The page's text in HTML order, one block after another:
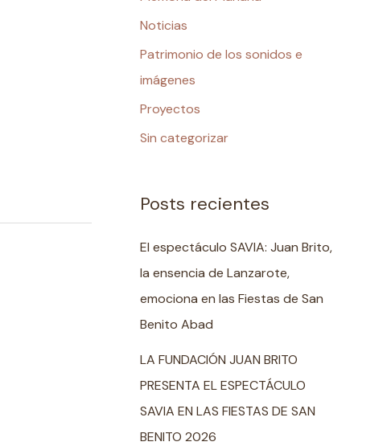
Noticias
Patrimonio de los sonidos e
imágenes
Proyectos
Sin categorizar
Posts recientes
El espectáculo SAVIA: Juan Brito,
la ensencia de Lanzarote,
emociona en las Fiestas de San
Benito Abad
LA FUNDACIÓN JUAN BRITO
PRESENTA EL ESPECTÁCULO
SAVIA EN LAS FIESTAS DE SAN
BENITO 2026
Brito